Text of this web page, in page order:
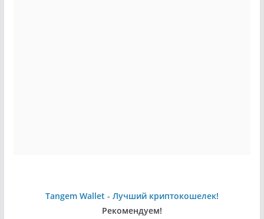
Tangem Wallet - Лучший криптокошелек!
Рекомендуем!